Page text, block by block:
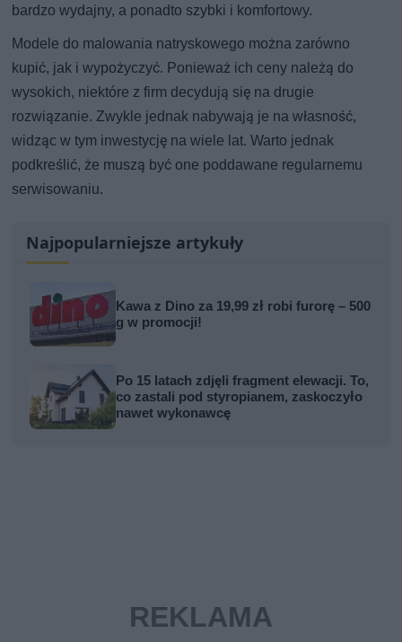
bardzo wydajny, a ponadto szybki i komfortowy.
Modele do malowania natryskowego można zarówno
kupić, jak i wypożyczyć. Ponieważ ich ceny należą do
wysokich, niektóre z firm decydują się na drugie
rozwiązanie. Zwykle jednak nabywają je na własność,
widząc w tym inwestycję na wiele lat. Warto jednak
podkreślić, że muszą być one poddawane regularnemu
serwisowaniu.
Najpopularniejsze artykuły
Kawa z Dino za 19,99 zł robi furorę – 500
g w promocji!
Po 15 latach zdjęli fragment elewacji. To,
co zastali pod styropianem, zaskoczyło
nawet wykonawcę